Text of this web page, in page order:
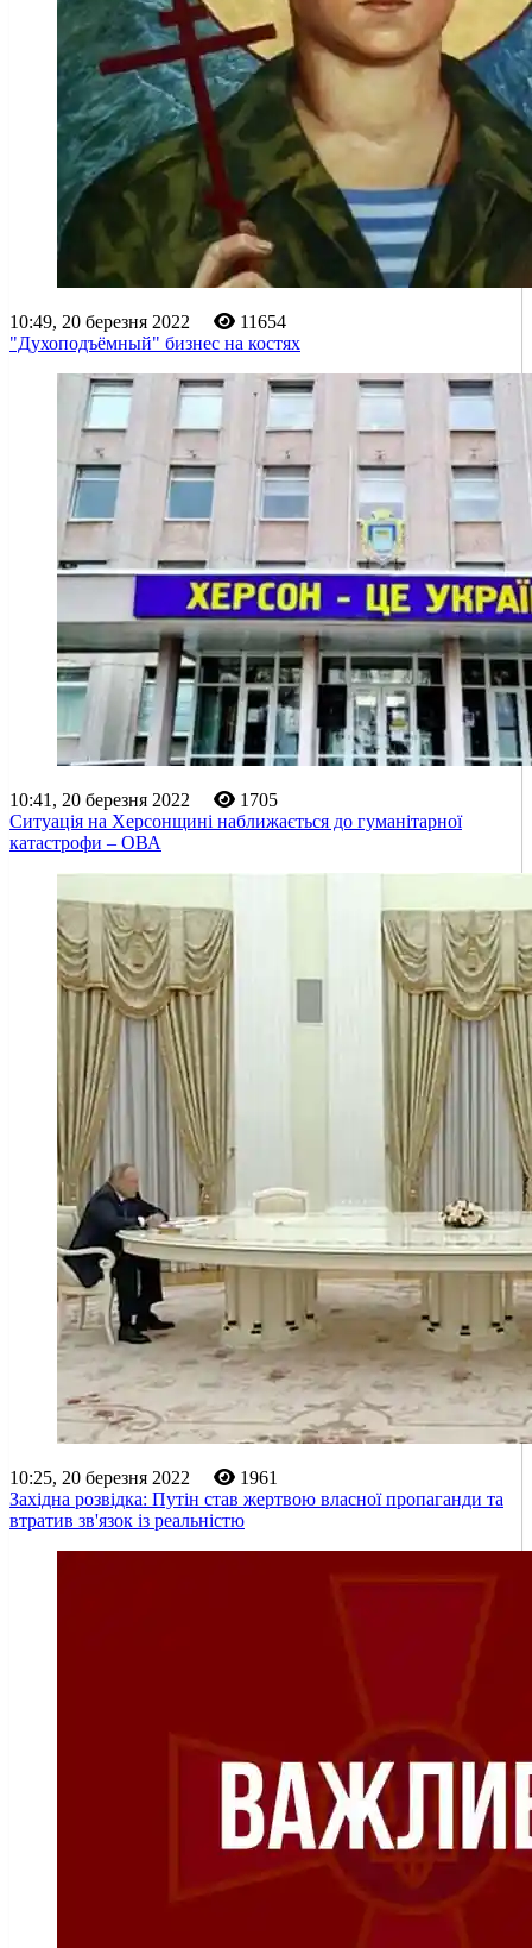
10:49, 20 березня 2022
11654
"Духоподъёмный" бизнес на костях
10:41, 20 березня 2022
1705
Ситуація на Херсонщині наближається до гуманітарної
катастрофи – ОВА
10:25, 20 березня 2022
1961
Західна розвідка: Путін став жертвою власної пропаганди та
втратив зв'язок із реальністю